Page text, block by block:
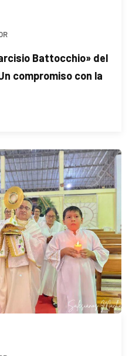
Battocchio» del
compromiso con la